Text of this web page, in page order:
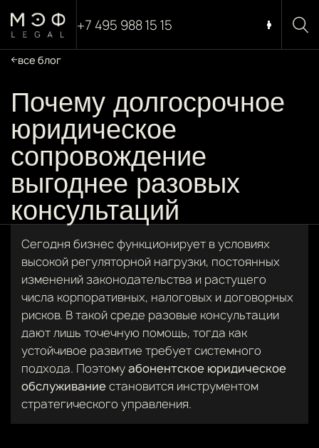
+7 495 988 15 15
все блог
Почему долгосрочное
юридическое
сопровождение
выгоднее разовых
консультаций
Сегодня бизнес функционирует в условиях
высокой регуляторной нагрузки, постоянных
изменений законодательства и растущего
числа корпоративных, налоговых и договорных
рисков. В такой среде разовые консультации
дают лишь точечную помощь, тогда как
устойчивое развитие требует системного
подхода. Поэтомуабонентское юридическое
обслуживаниестановится инструментом
стратегического управления.